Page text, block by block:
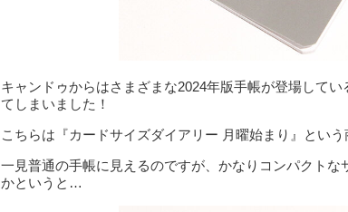
キャンドゥからはさまざまな2024年版手帳が登場して
てしまいました！
こちらは『カードサイズダイアリー 月曜始まり』という
一見普通の手帳に見えるのですが、かなりコンパクト
かというと…